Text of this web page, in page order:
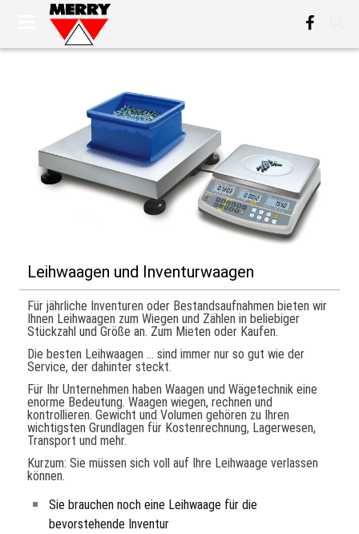
Leihwaagen und Inventurwaagen
Für jährliche Inventuren oder Bestandsaufnahmen bieten wir
Ihnen Leihwaagen zum Wiegen und Zählen in beliebiger
Stückzahl und Größe an. Zum Mieten oder Kaufen.
Die besten Leihwaagen ... sind immer nur so gut wie der
Service, der dahinter steckt.
Für Ihr Unternehmen haben Waagen und Wägetechnik eine
enorme Bedeutung. Waagen wiegen, rechnen und
kontrollieren. Gewicht und Volumen gehören zu Ihren
wichtigsten Grundlagen für Kostenrechnung, Lagerwesen,
Transport und mehr.
Kurzum: Sie müssen sich voll auf Ihre Leihwaage verlassen
können.
Sie brauchen noch eine Leihwaage für die
bevorstehende Inventur